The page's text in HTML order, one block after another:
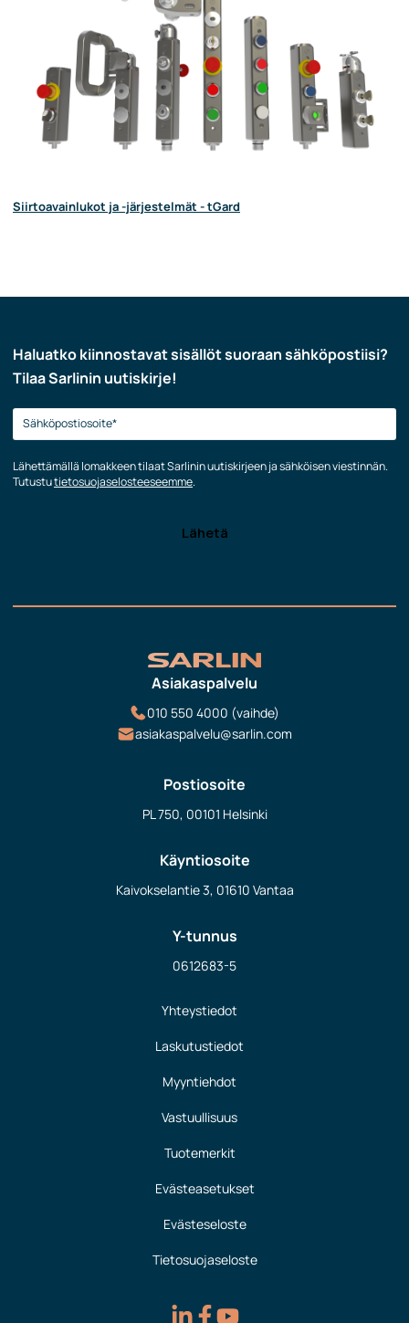
Siirtoavainlukot ja -järjestelmät - tGard
Haluatko kiinnostavat sisällöt suoraan sähköpostiisi?
Tilaa Sarlinin uutiskirje!
Lähettämällä lomakkeen tilaat Sarlinin uutiskirjeen ja sähköisen viestinnän.
Tutustutietosuojaselosteeseemme.
Asiakaspalvelu
010 550 4000 (vaihde)
asiakaspalvelu@sarlin.com
Postiosoite
PL 750, 00101 Helsinki
Käyntiosoite
Kaivokselantie 3, 01610 Vantaa
Y-tunnus
0612683-5
Yhteystiedot
Laskutustiedot
Myyntiehdot
Vastuullisuus
Tuotemerkit
Evästeasetukset
Evästeseloste
Tietosuojaseloste